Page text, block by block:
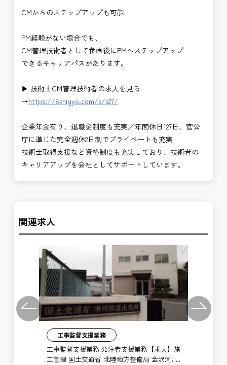
CMからのステップアップも可能
PM経験がない場合でも、
CM管理技術者として参画後にPMへステップアップ
できるキャリアパスがあります。
▶ 技術士CM管理技術者の求人を見る
→https://8shigyo.com/s/s27/
企業年金有り、退職金制度も充実／年間休日127日、官公
庁に準じた完全週休2日制でプライベートも充実
技術士取得支援など資格制度も充実しており、技術者の
キャリアアップを会社としてサポートしています。
関連求人
Previous
工事監督支援業務
工事監督支援業務 発注者支援業務【求人】施
工管理 国土交通省 北陸地方整備局 金沢河川
Next